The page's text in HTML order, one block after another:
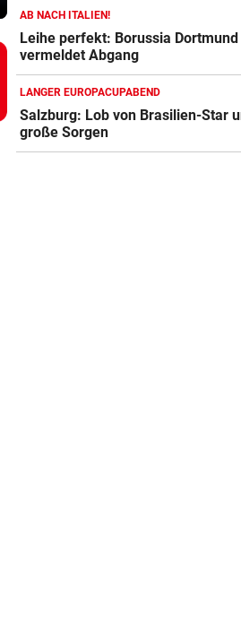
AB NACH ITALIEN!
Leihe perfekt: Borussia Dortmund
vermeldet Abgang
LANGER EUROPACUPABEND
Salzburg: Lob von Brasilien-Star
große Sorgen